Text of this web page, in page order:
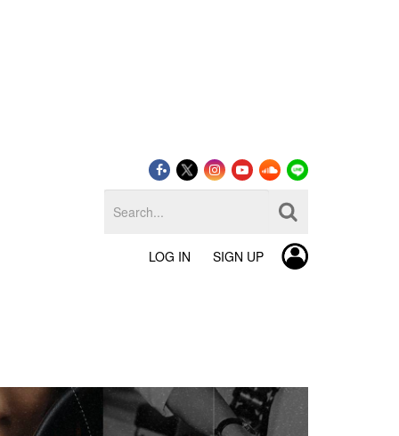
LOG IN SIGN UP